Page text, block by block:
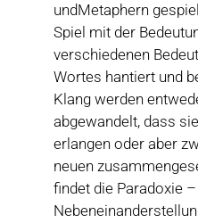
undMetaphern
Spiel mit der
verschiedenen
Wortes hantiert und
Klang werden
abgewandelt, dass
erlangen oder aber
neuen
findet die Paradoxie